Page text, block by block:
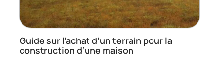
Guide sur l’achat d’un terrain pour la
construction d’une maison